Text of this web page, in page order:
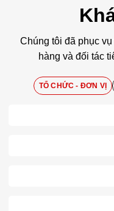
Chúng tôi đã phục
hàng và đối tác
TỔ CHỨC - ĐƠN VỊ